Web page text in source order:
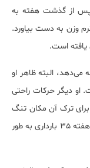
دارد پس از گذشت هفته به
بارداری، جنین در هفته 35 بارداری تا 450 گرم وزن به دست بیاورد.
است.
البته ظاهر او
او دیگر حرکات راحتی
ترک آن مکان تنگ
و تاریک است. پس انتظار دیدن حرکات جنین در هفته 35 بارداری به طور